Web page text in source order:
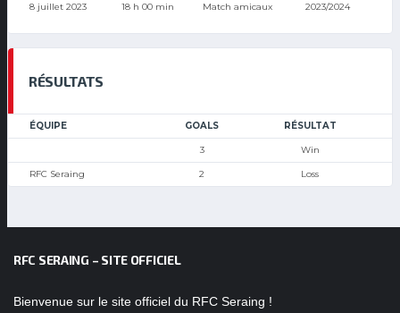
8 juillet 2023 18 h 00 min Match amicaux 2023/2024
RÉSULTATS
ÉQUIPE GOALS RÉSULTAT
3 Win
RFC Seraing 2 Loss
RFC SERAING – SITE OFFICIEL
Bienvenue sur le site officiel du RFC Seraing !